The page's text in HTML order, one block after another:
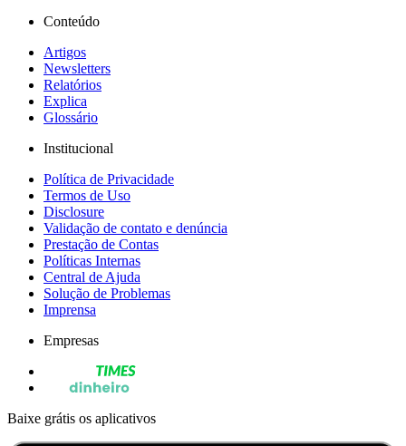
Conteúdo
Artigos
Newsletters
Relatórios
Explica
Glossário
Institucional
Política de Privacidade
Termos de Uso
Disclosure
Validação de contato e denúncia
Prestação de Contas
Políticas Internas
Central de Ajuda
Solução de Problemas
Imprensa
Empresas
Baixe grátis os aplicativos